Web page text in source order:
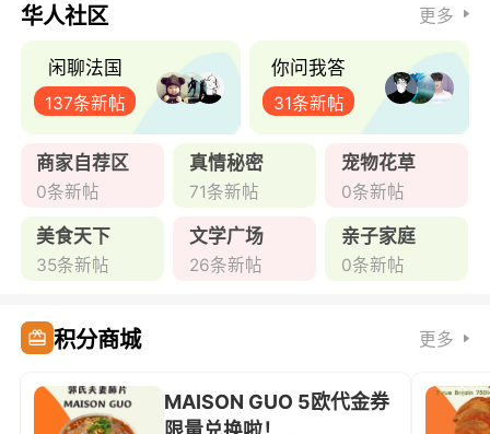
华人社区 更多
闲聊法国
137条新帖
你问我答
31条新帖
商家自荐区
0条新帖
真情秘密
71条新帖
宠物花草
0条新帖
美食天下
35条新帖
文学广场
26条新帖
亲子家庭
0条新帖
积分商城 更多
MAISON GUO 5欧代金券